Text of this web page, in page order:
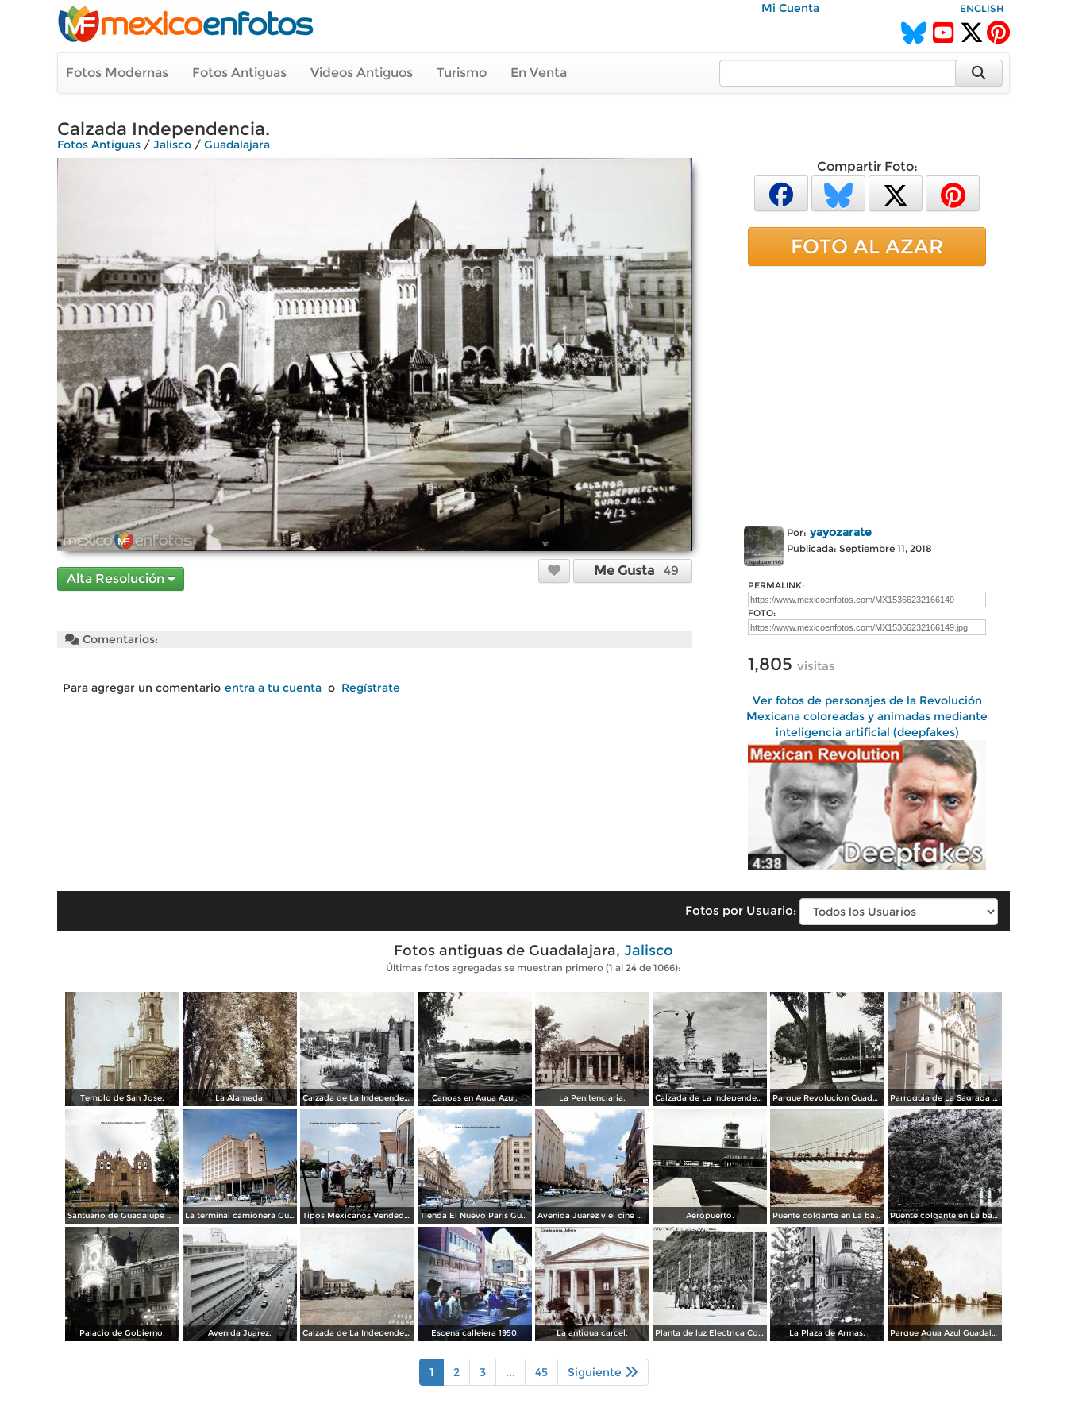
Mi Cuenta ENGLISH
Fotos Modernas Fotos Antiguas Videos Antiguos Turismo En Venta
Calzada Independencia.
Fotos Antiguas / Jalisco / Guadalajara
Alta Resolución
Me Gusta 49
Comentarios:
Para agregar un comentario entra a tu cuenta o Regístrate
Compartir Foto:
FOTO AL AZAR
Por: yayozarate
Publicada: Septiembre 11, 2018
PERMALINK:
FOTO:
1,805 visitas
Ver fotos de personajes de la Revolución
Mexicana coloreadas y animadas mediante
inteligencia artificial (deepfakes)
Fotos por Usuario:
Fotos antiguas de Guadalajara, Jalisco
Últimas fotos agregadas se muestran primero (1 al 24 de 1066):
Templo de San Jose. La Alameda. Calzada de La Independencia y Mto. a Juarez Guadalajara, Jalisco. ( Circulada el 5 de Septiembre de 1929 ). Canoas en Agua Azul. La Penitenciaria. Calzada de La Independencia Guadalajara, Jalisco. Parque Revolucion Guadalajara, Jalisco. Parroquia de La Sagrada familia Guadalajara, Jalisco 1961.
Santuario de Guadalupe Guadalajara, Jalisco 1961. La terminal camionera Guadalajara, Jalisco 1961 Tipos Mexicanos Vendedor de cocos junto a La terminal camionera Guadalajara, Jalisco 1961 Tienda El Nuevo Paris Guadalajara, Jalisco 1961 Avenida Juarez y el cine Variedades Guadalajara, Jalisco 1961 Aeropuerto. Puente colgante en La barranca de Oblatos. Puente colgante en La barranca de Oblatos.
Palacio de Gobierno. Avenida Juarez. Calzada de La Independencia Guadalajara, Jalisco. ( Circulada el 10 de Febrero de 1931 ). Escena callejera 1950. La antigua carcel. Planta de luz Electrica Colimilla. ( Fechada el 1 de Octubre de 1950 ). La Plaza de Armas. Parque Agua Azul Guadalajara, Jalisco.
1 2 3 ... 45 Siguiente